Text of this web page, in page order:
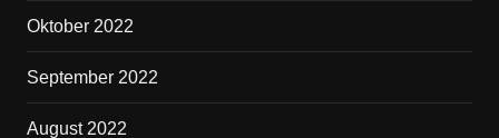
Oktober 2022
September 2022
August 2022